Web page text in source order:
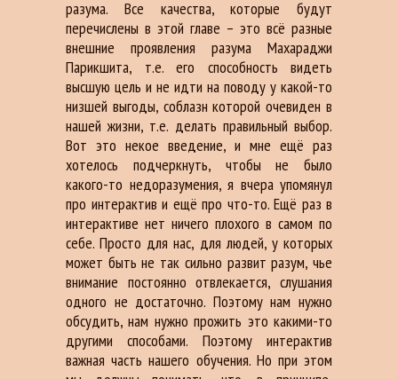
разума. Все качества, которые будут
перечислены в этой главе – это всё разные
внешние проявления разума Махараджи
Парикшита, т.е. его способность видеть
высшую цель и не идти на поводу у какой-то
низшей выгоды, соблазн которой очевиден в
нашей жизни, т.е. делать правильный выбор.
Вот это некое введение, и мне ещё раз
хотелось подчеркнуть, чтобы не было
какого-то недоразумения, я вчера упомянул
про интерактив и ещё про что-то. Ещё раз в
интерактиве нет ничего плохого в самом по
себе. Просто для нас, для людей, у которых
может быть не так сильно развит разум, чье
внимание постоянно отвлекается, слушания
одного не достаточно. Поэтому нам нужно
обсудить, нам нужно прожить это какими-то
другими способами. Поэтому интерактив
важная часть нашего обучения. Но при этом